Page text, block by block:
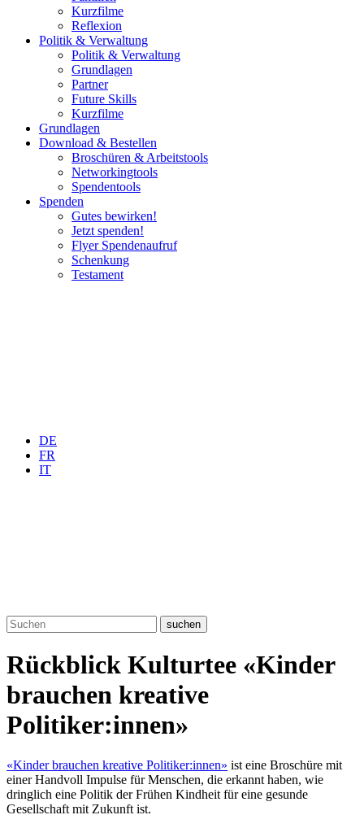
Kurzfilme
Reflexion
Politik & Verwaltung
Politik & Verwaltung
Grundlagen
Partner
Future Skills
Kurzfilme
Grundlagen
Download & Bestellen
Broschüren & Arbeitstools
Networkingtools
Spendentools
Spenden
Gutes bewirken!
Jetzt spenden!
Flyer Spendenaufruf
Schenkung
Testament
DE
FR
IT
suchen
Rückblick Kulturtee «Kinder
brauchen kreative
Politiker:innen»
«Kinder brauchen kreative Politiker:innen» ist eine Broschüre mit
einer Handvoll Impulse für Menschen, die erkannt haben, wie
dringlich eine Politik der Frühen Kindheit für eine gesunde
Gesellschaft mit Zukunft ist.